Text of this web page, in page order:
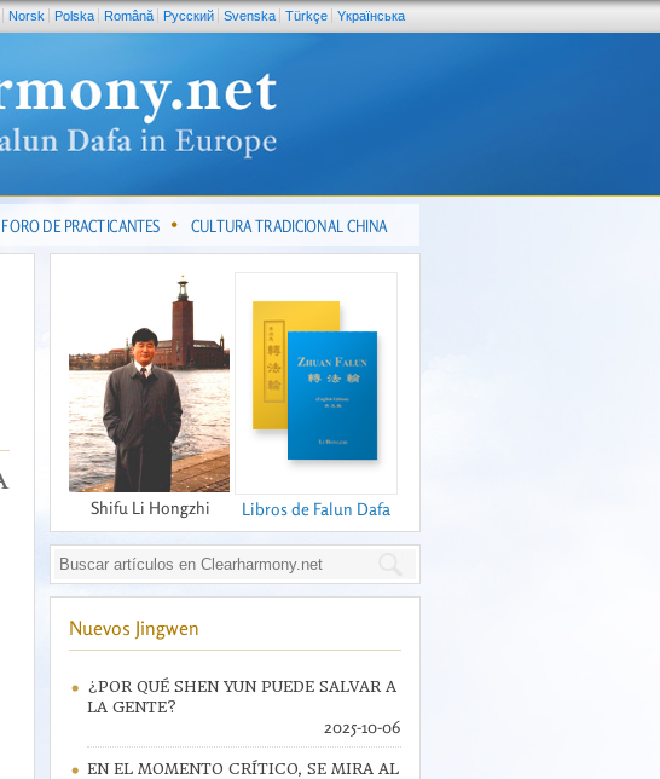
Norsk Polska Română Pусский Svenska Türkçe Yкраїнська
FORO DE PRACTICANTES CULTURA TRADICIONAL CHINA
Shifu Li Hongzhi Libros de Falun Dafa
Nuevos Jingwen
¿POR QUÉ SHEN YUN PUEDE SALVAR A
LA GENTE?
2025-10-06
EN EL MOMENTO CRÍTICO, SE MIRA AL